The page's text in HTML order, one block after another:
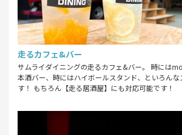
走るカフェ&バー
サムライダイニングの走るカフェ&バー。 時には
本酒バー、時にはハイボールスタンド、といろん
す！ もちろん【走る居酒屋】にも対応可能です！